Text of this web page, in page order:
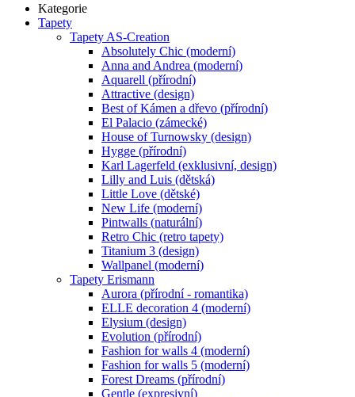
Kategorie
Tapety
Tapety AS-Creation
Absolutely Chic (moderní)
Anna and Andrea (moderní)
Aquarell (přírodní)
Attractive (design)
Best of Kámen a dřevo (přírodní)
El Palacio (zámecké)
House of Turnowsky (design)
Hygge (přírodní)
Karl Lagerfeld (exklusivní, design)
Lilly and Luis (dětská)
Little Love (dětské)
New Life (moderní)
Pintwalls (naturální)
Retro Chic (retro tapety)
Titanium 3 (design)
Wallpanel (moderní)
Tapety Erismann
Aurora (přírodní - romantika)
ELLE decoration 4 (moderní)
Elysium (design)
Evolution (přírodní)
Fashion for walls 4 (moderní)
Fashion for walls 5 (moderní)
Forest Dreams (přírodní)
Gentle (expresivní)